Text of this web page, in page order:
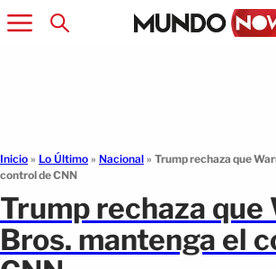
Inicio » Lo Último » Nacional » Trump rechaza que
control de CNN
Trump rechaza que
Bros. mantenga el